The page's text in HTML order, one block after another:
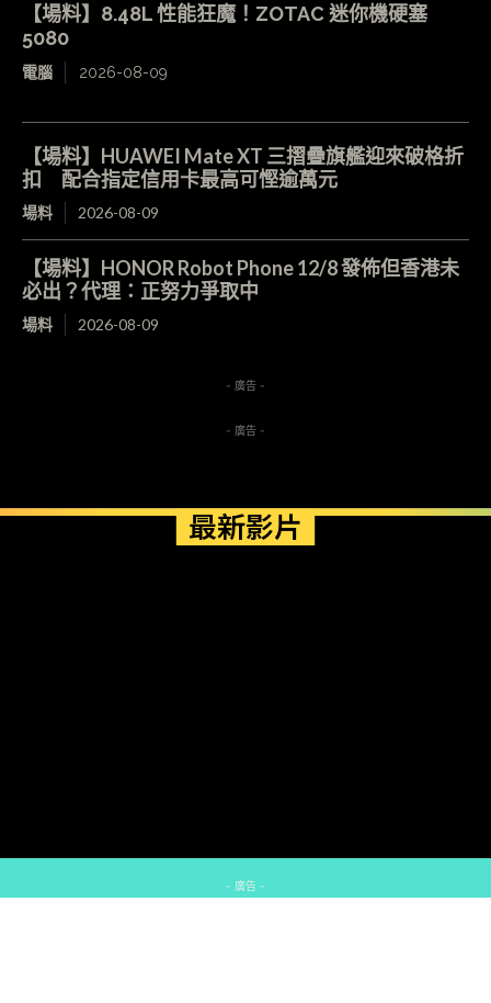
【場料】8.48L 性能狂魔！ZOTAC 迷你機硬塞
5080
電腦 2026-08-09
【場料】HUAWEI Mate XT 三摺疊旗艦迎來破格折
扣 配合指定信用卡最高可慳逾萬元
場料 2026-08-09
【場料】HONOR Robot Phone 12/8 發佈但香港未
必出？代理：正努力爭取中
場料 2026-08-09
- 廣告 -
- 廣告 -
最新影片
- 廣告 -